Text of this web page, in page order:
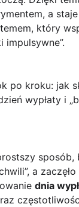
a
który
impulsywne”.
po kroku: jak
wypłaty i
sposób,
a
dnia